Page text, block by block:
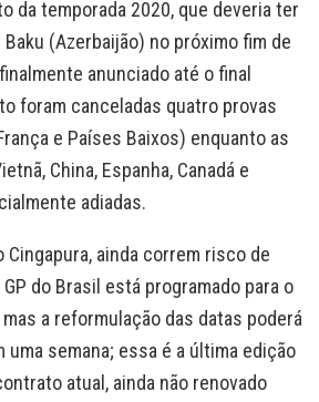
da temporada 2020, que deveria ter
(Azerbaijão) no próximo fim de
anunciado até o final
foram canceladas quatro provas
e Países Baixos) enquanto as
China, Espanha, Canadá e
adiadas.
Cingapura, ainda correm risco de
do Brasil está programado para o
a reformulação das datas poderá
uma semana; essa é a última edição
atual, ainda não renovado